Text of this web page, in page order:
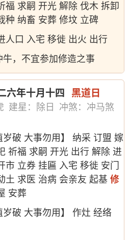
福 求嗣 开光 解除 伐木 拆卸
种 纳畜 安葬 修坟 立碑
人口 入宅 移徙 出火 出行
牛，不宜参加修造之事
六年十月十四 黑道日
建星：除日
冲煞：冲马煞
岁破 大事勿用】 纳采 订盟 嫁
祈福 求嗣 开光 出行 解除 进
市 立券 挂匾 入宅 移徙 安门
土 求医 治病 会亲友 起基修
安葬
岁破 大事勿用】 作灶 经络